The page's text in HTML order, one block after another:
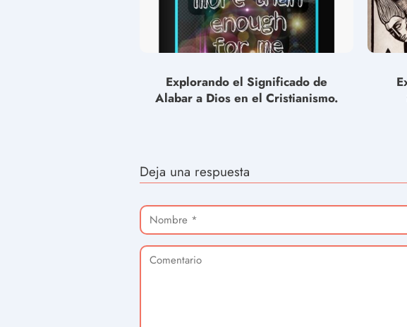
Explorando el Significado de
Alabar a Dios en el Cristianismo.
Deja una respuesta